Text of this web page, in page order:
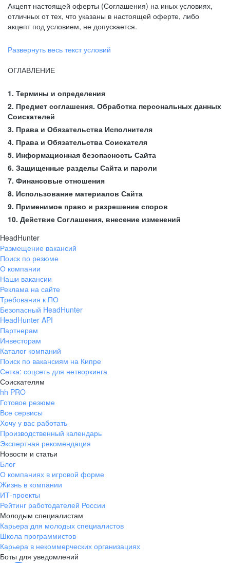
Акцепт настоящей оферты (Соглашения) на иных условиях,
отличных от тех, что указаны в настоящей оферте, либо
акцепт под условием, не допускается.
Развернуть весь текст условий
ОГЛАВЛЕНИЕ
1. Термины и определения
2. Предмет соглашения. Обработка персональных данных
Соискателей
3. Права и Обязательства Исполнителя
4. Права и Обязательства Соискателя
5. Информационная безопасность Сайта
6. Защищенные разделы Сайта и пароли
7. Финансовые отношения
8. Использование материалов Сайта
9. Применимое право и разрешение споров
10. Действие Соглашения, внесение изменений
HeadHunter
Размещение вакансий
Поиск по резюме
О компании
Наши вакансии
Реклама на сайте
Требования к ПО
Безопасный HeadHunter
HeadHunter API
Партнерам
Инвесторам
Каталог компаний
Поиск по вакансиям на Кипре
Сетка: соцсеть для нетворкинга
Соискателям
hh PRO
Готовое резюме
Все сервисы
Хочу у вас работать
Производственный календарь
Экспертная рекомендация
Новости и статьи
Блог
О компаниях в игровой форме
Жизнь в компании
ИТ-проекты
Рейтинг работодателей России
Молодым специалистам
Карьера для молодых специалистов
Школа программистов
Карьера в некоммерческих организациях
Боты для уведомлений